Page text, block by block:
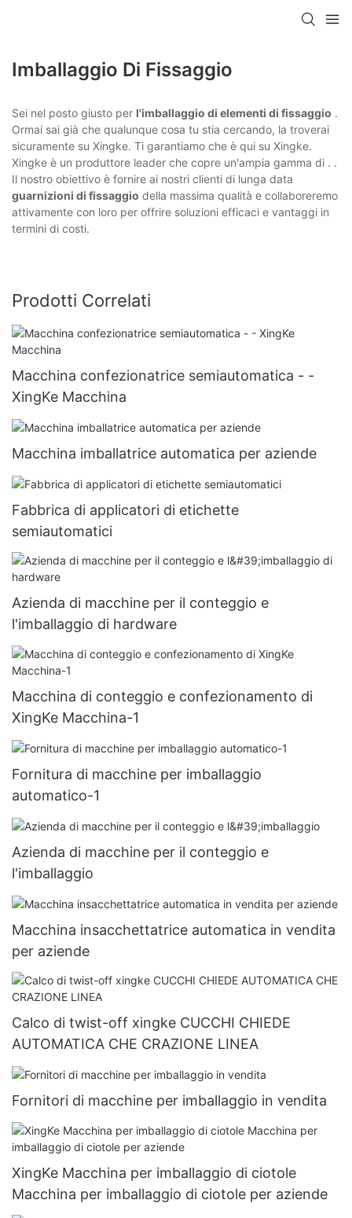
Imballaggio Di Fissaggio
Sei nel posto giusto per l'imballaggio di elementi di fissaggio .
Ormai sai già che qualunque cosa tu stia cercando, la troverai
sicuramente su Xingke. Ti garantiamo che è qui su Xingke.
Xingke è un produttore leader che copre un'ampia gamma di . .
Il nostro obiettivo è fornire ai nostri clienti di lunga data
guarnizioni di fissaggio della massima qualità e collaboreremo
attivamente con loro per offrire soluzioni efficaci e vantaggi in
termini di costi.
Prodotti Correlati
Macchina confezionatrice semiautomatica - -
XingKe Macchina
Macchina imballatrice automatica per aziende
Fabbrica di applicatori di etichette
semiautomatici
Azienda di macchine per il conteggio e
l'imballaggio di hardware
Macchina di conteggio e confezionamento di
XingKe Macchina-1
Fornitura di macchine per imballaggio
automatico-1
Azienda di macchine per il conteggio e
l'imballaggio
Macchina insacchettatrice automatica in vendita
per aziende
Calco di twist-off xingke CUCCHI CHIEDE
AUTOMATICA CHE CRAZIONE LINEA
Fornitori di macchine per imballaggio in vendita
XingKe Macchina per imballaggio di ciotole
Macchina per imballaggio di ciotole per aziende